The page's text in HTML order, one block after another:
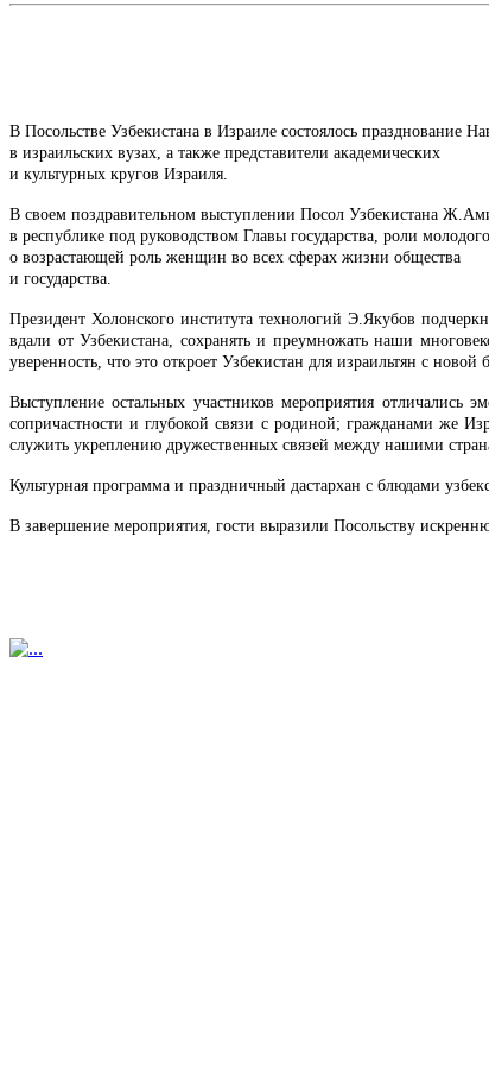
В Посольстве Узбекистана в Израиле состоялось празднование
в израильских вузах, а также представители академических
и культурных кругов Израиля.
В своем поздравительном выступлении Посол Узбекистана
в республике под руководством Главы государства, роли
о возрастающей роль женщин во всех сферах жизни общества
и государства.
Президент Холонского института технологий Э.Якубов
вдали от Узбекистана, сохранять и преумножать наши
уверенность, что это откроет Узбекистан для израильтян с новой
Выступление остальных участников мероприятия отличались
сопричастности и глубокой связи с родиной; гражданами же
служить укреплению дружественных связей между нашими
Культурная программа и праздничный дастархан с блюдами
В завершение мероприятия, гости выразили Посольству